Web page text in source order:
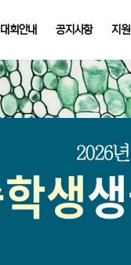
대회안내 공지사항 지